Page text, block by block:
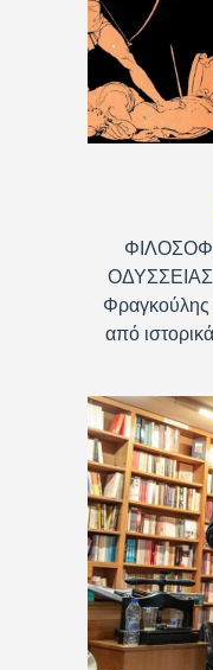
ΟΔΥΣΣΕΙΑΣ
Φραγκούλης
από